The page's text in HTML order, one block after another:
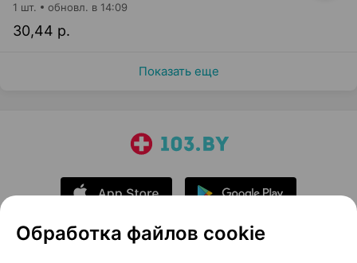
30,44 р.
1 шт. обновл. в 14:09
Показать еще
Обработка файлов cookie